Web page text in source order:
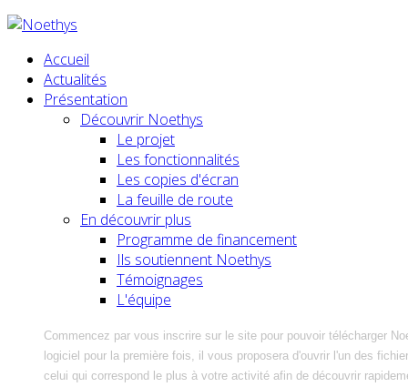
Accueil
Actualités
Présentation
Découvrir Noethys
Le projet
Les fonctionnalités
Les copies d'écran
La feuille de route
En découvrir plus
Programme de financement
Ils soutiennent Noethys
Témoignages
L'équipe
Commencez par vous inscrire sur le site pour pouvoir télécharger
logiciel pour la première fois, il vous proposera d'ouvrir l'un des
celui qui correspond le plus à votre activité afin de découvrir